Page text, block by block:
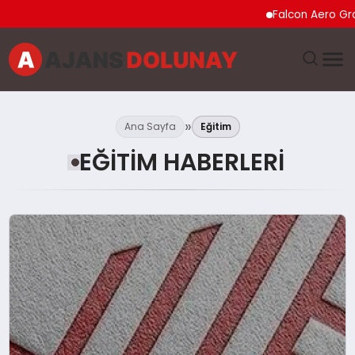
Falcon Aero Group, Küresel
GENEL
GÜNCEL
MAGAZIN
Ana Sayfa Eğitim
EĞITIM HABERLERI